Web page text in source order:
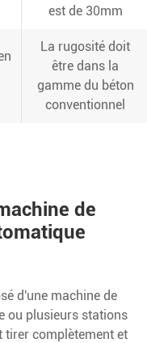
est de 30mm
La rugosité doit
être dans la
gamme du béton
conventionnel
de
d'une machine de
ou plusieurs stations
tirer complètement et